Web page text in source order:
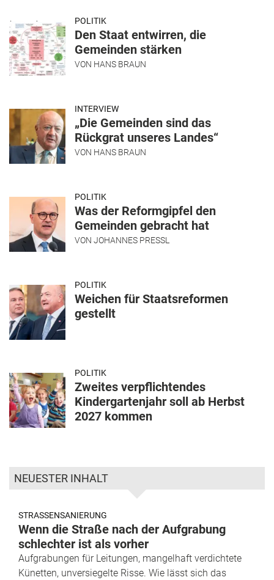
POLITIK
Den Staat entwirren, die
Gemeinden stärken
VON HANS BRAUN
INTERVIEW
„Die Gemeinden sind das
Rückgrat unseres Landes“
VON HANS BRAUN
POLITIK
Was der Reformgipfel den
Gemeinden gebracht hat
VON JOHANNES PRESSL
POLITIK
Weichen für Staatsreformen
gestellt
POLITIK
Zweites verpflichtendes
Kindergartenjahr soll ab Herbst
2027 kommen
NEUESTER INHALT
STRASSENSANIERUNG
Wenn die Straße nach der Aufgrabung
schlechter ist als vorher
Aufgrabungen für Leitungen, mangelhaft verdichtete
Künetten, unversiegelte Risse. Wie lässt sich das